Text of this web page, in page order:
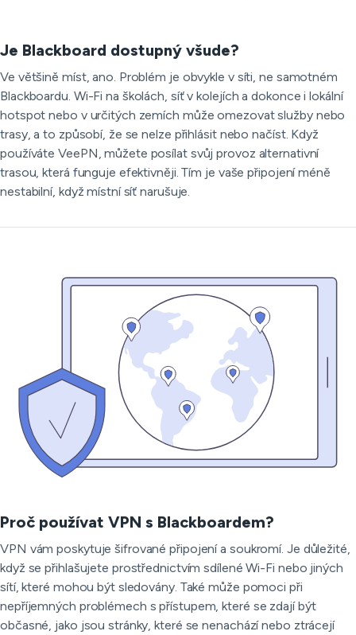
Je Blackboard dostupný všude?
Ve většině míst, ano. Problém je obvykle v síti, ne samotném
Blackboardu. Wi-Fi na školách, síť v kolejích a dokonce i lokální
hotspot nebo v určitých zemích může omezovat služby nebo
trasy, a to způsobí, že se nelze přihlásit nebo načíst. Když
používáte VeePN, můžete posílat svůj provoz alternativní
trasou, která funguje efektivněji. Tím je vaše připojení méně
nestabilní, když místní síť narušuje.
Proč používat VPN s Blackboardem?
VPN vám poskytuje šifrované připojení a soukromí. Je důležité,
když se přihlašujete prostřednictvím sdílené Wi-Fi nebo jiných
sítí, které mohou být sledovány. Také může pomoci při
nepříjemných problémech s přístupem, které se zdají být
občasné, jako jsou stránky, které se nenachází nebo ztrácejí